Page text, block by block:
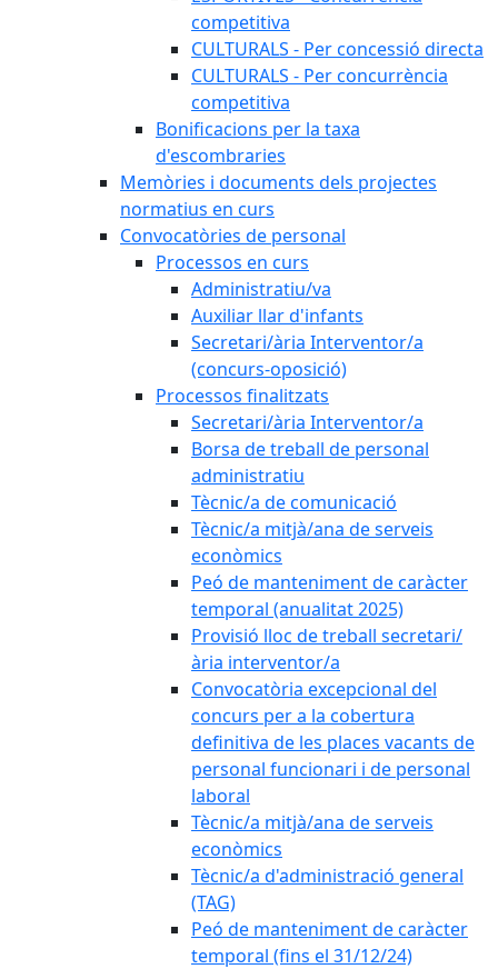
competitiva
CULTURALS - Per concessió directa
CULTURALS - Per concurrència
competitiva
Bonificacions per la taxa
d'escombraries
Memòries i documents dels projectes
normatius en curs
Convocatòries de personal
Processos en curs
Administratiu/va
Auxiliar llar d'infants
Secretari/ària Interventor/a
(concurs-oposició)
Processos finalitzats
Secretari/ària Interventor/a
Borsa de treball de personal
administratiu
Tècnic/a de comunicació
Tècnic/a mitjà/ana de serveis
econòmics
Peó de manteniment de caràcter
temporal (anualitat 2025)
Provisió lloc de treball secretari/
ària interventor/a
Convocatòria excepcional del
concurs per a la cobertura
definitiva de les places vacants de
personal funcionari i de personal
laboral
Tècnic/a mitjà/ana de serveis
econòmics
Tècnic/a d'administració general
(TAG)
Peó de manteniment de caràcter
temporal (fins el 31/12/24)